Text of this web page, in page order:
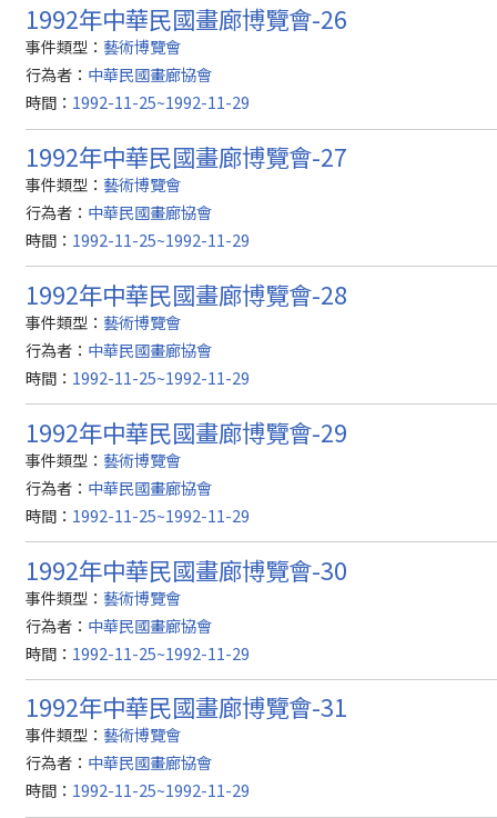
1992年中華民國畫廊博覽會-26
事件類型： 藝術博覽會
行為者： 中華民國畫廊協會
時間： 1992-11-25~1992-11-29
1992年中華民國畫廊博覽會-27
事件類型： 藝術博覽會
行為者： 中華民國畫廊協會
時間： 1992-11-25~1992-11-29
1992年中華民國畫廊博覽會-28
事件類型： 藝術博覽會
行為者： 中華民國畫廊協會
時間： 1992-11-25~1992-11-29
1992年中華民國畫廊博覽會-29
事件類型： 藝術博覽會
行為者： 中華民國畫廊協會
時間： 1992-11-25~1992-11-29
1992年中華民國畫廊博覽會-30
事件類型： 藝術博覽會
行為者： 中華民國畫廊協會
時間： 1992-11-25~1992-11-29
1992年中華民國畫廊博覽會-31
事件類型： 藝術博覽會
行為者： 中華民國畫廊協會
時間： 1992-11-25~1992-11-29